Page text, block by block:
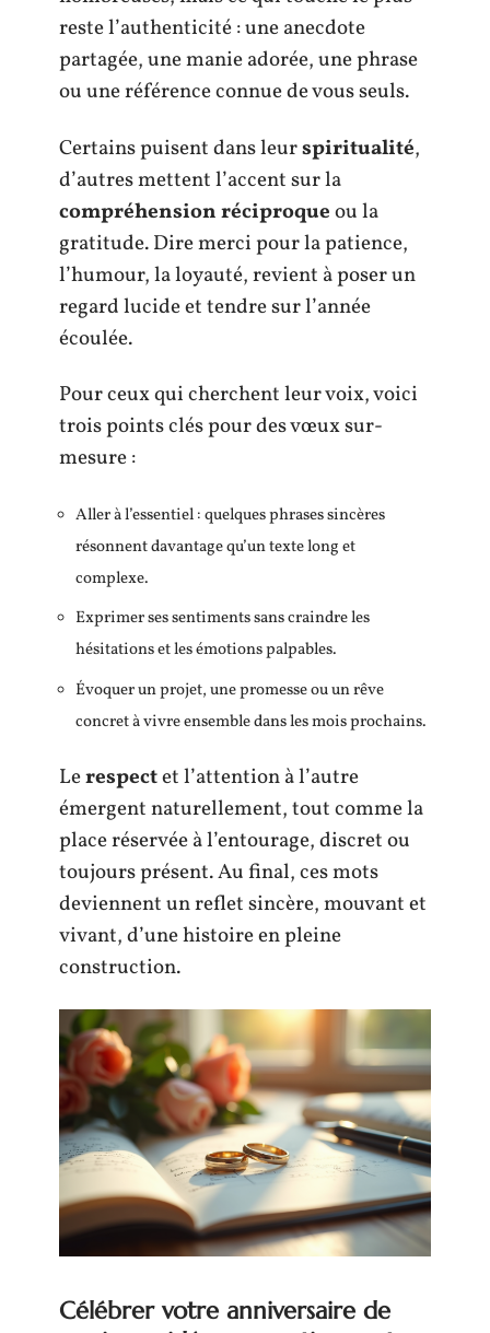
reste l’authenticité : une anecdote
partagée, une manie adorée, une phrase
ou une référence connue de vous seuls.
Certains puisent dans leurspiritualité,
d’autres mettent l’accent sur la
compréhension réciproqueou la
gratitude. Dire merci pour la patience,
l’humour, la loyauté, revient à poser un
regard lucide et tendre sur l’année
écoulée.
Pour ceux qui cherchent leur voix, voici
trois points clés pour des vœux sur-
mesure :
Aller à l’essentiel : quelques phrases sincères
résonnent davantage qu’un texte long et
complexe.
Exprimer ses sentiments sans craindre les
hésitations et les émotions palpables.
Évoquer un projet, une promesse ou un rêve
concret à vivre ensemble dans les mois prochains.
Lerespectet l’attention à l’autre
émergent naturellement, tout comme la
place réservée à l’entourage, discret ou
toujours présent. Au final, ces mots
deviennent un reflet sincère, mouvant et
vivant, d’une histoire en pleine
construction.
Célébrer votre anniversaire de